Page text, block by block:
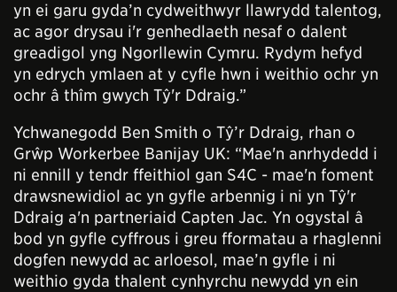
yn ei garu gyda’n cydweithwyr llawrydd talentog,
ac agor drysau i'r genhedlaeth nesaf o dalent
greadigol yng Ngorllewin Cymru. Rydym hefyd
yn edrych ymlaen at y cyfle hwn i weithio ochr yn
ochr â thîm gwych Tŷ'r Ddraig.”
Ychwanegodd Ben Smith o Tŷ’r Ddraig, rhan o
Grŵp Workerbee Banijay UK: “Mae'n anrhydedd i
ni ennill y tendr ffeithiol gan S4C - mae'n foment
drawsnewidiol ac yn gyfle arbennig i ni yn Tŷ'r
Ddraig a'n partneriaid Capten Jac. Yn ogystal â
bod yn gyfle cyffrous i greu fformatau a rhaglenni
dogfen newydd ac arloesol, mae’n gyfle i ni
weithio gyda thalent cynhyrchu newydd yn ein